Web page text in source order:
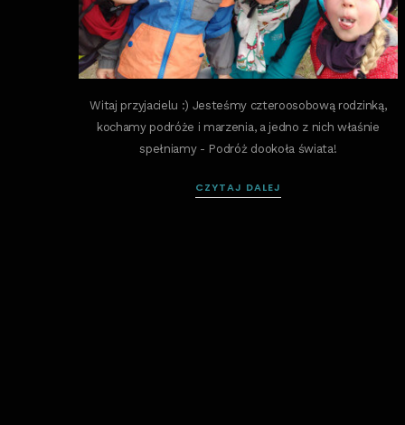
Witaj przyjacielu :) Jesteśmy czteroosobową rodzinką,
kochamy podróże i marzenia, a jedno z nich właśnie
spełniamy - Podróż dookoła świata!
CZYTAJ DALEJ